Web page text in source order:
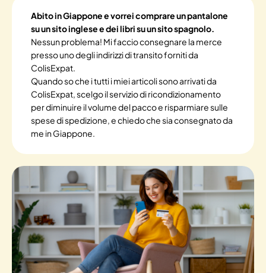
Abito in Giappone e vorrei comprare un pantalone
su un sito inglese e dei libri su un sito spagnolo.
Nessun problema! Mi faccio consegnare la merce
presso uno degli indirizzi di transito forniti da
ColisExpat.
Quando so che i tutti i miei articoli sono arrivati da
ColisExpat, scelgo il servizio di ricondizionamento
per diminuire il volume del pacco e risparmiare sulle
spese di spedizione, e chiedo che sia consegnato da
me in Giappone.